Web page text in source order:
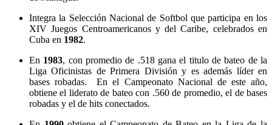
Integra la Selección Nacional de Softbol que participa en los
XIV Juegos Centroamericanos y del Caribe, celebrados en
Cuba en 1982.
En 1983, con promedio de .518 gana el titulo de bateo de la
Liga Oficinistas de Primera División y es además líder en
bases robadas. En el Campeonato Nacional de este año,
obtiene el liderato de bateo con .560 de promedio, el de bases
robadas y el de hits conectados.